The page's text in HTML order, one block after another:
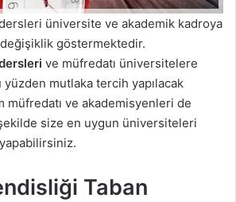
üniversite ve akademik kadroya
göstermektedir.
ve müfredatı üniversitelere
yüzden mutlaka tercih yapılacak
müfredatı ve akademisyenleri de
şekilde size en uygun üniversiteleri
Taban